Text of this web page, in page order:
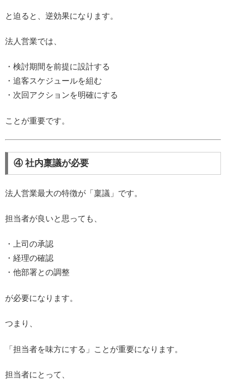
と迫ると、逆効果になります。
法人営業では、
・検討期間を前提に設計する
・追客スケジュールを組む
・次回アクションを明確にする
ことが重要です。
④ 社内稟議が必要
法人営業最大の特徴が「稟議」です。
担当者が良いと思っても、
・上司の承認
・経理の確認
・他部署との調整
が必要になります。
つまり、
「担当者を味方にする」ことが重要になります。
担当者にとって、